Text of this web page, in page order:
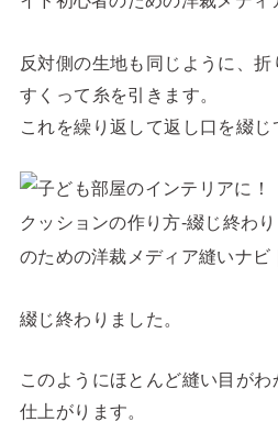
反対側の生地も同じように、
すくって糸を引きます。
これを繰り返して返し口を綴じ
綴じ終わりました。
このようにほとんど縫い目が
仕上がります。